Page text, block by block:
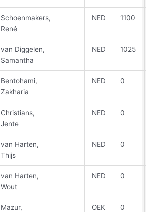
Schoenmakers,
René
NED 1100
van Diggelen,
Samantha
NED 1025
Bentohami,
Zakharia
NED 0
Christians,
Jente
NED 0
van Harten,
Thijs
NED 0
van Harten,
Wout
NED 0
Mazur,
OEK 0